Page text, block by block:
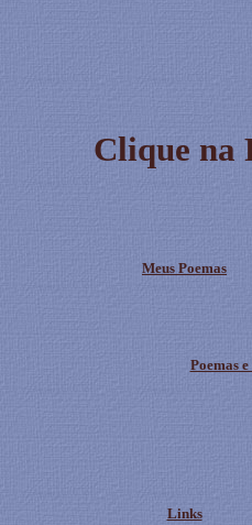
Clique na
Meus Poemas
Poemas
Links